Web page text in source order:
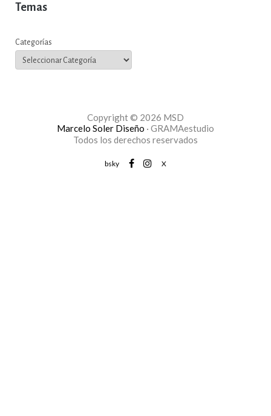
Temas
Categorías
Copyright © 2026 MSD
Marcelo Soler Diseño · GRAMAestudio
Todos los derechos reservados
bsky X